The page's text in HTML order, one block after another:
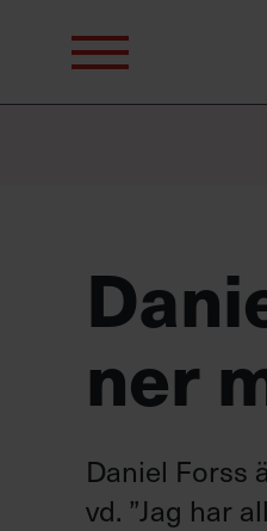
efter:
ner
Daniel Forss
vd. ”Jag har